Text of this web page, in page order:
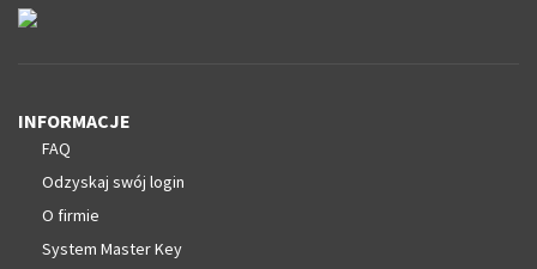
INFORMACJE
FAQ
Odzyskaj swój login
O firmie
System Master Key